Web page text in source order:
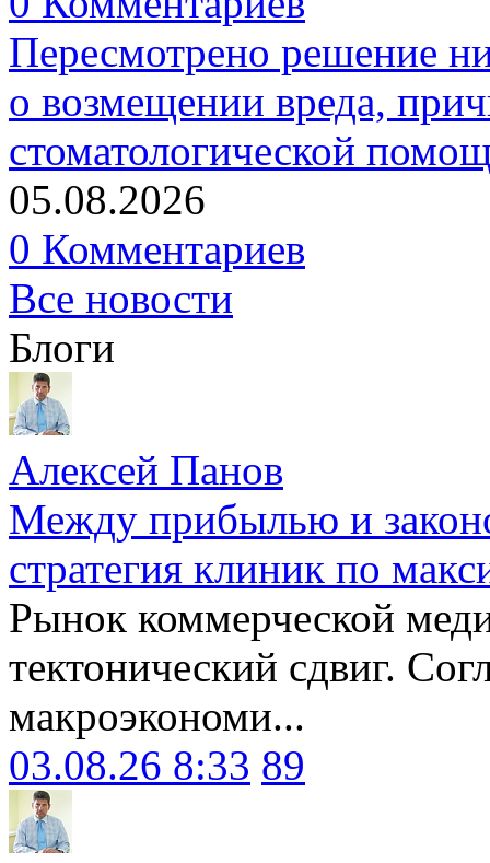
Пересмотрено решение
о возмещении вреда,
стоматологической
05.08.2026
0 Комментариев
Все новости
Блоги
Алексей Панов
Между прибылью и
стратегия клиник по
Рынок коммерческой
тектонический сдвиг.
макроэкономи...
03.08.26 8:33 89